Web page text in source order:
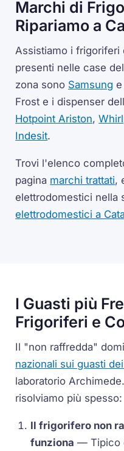
Marchi di
Ripariamo a
Assistiamo i frigoriferi
presenti nelle case
zona sono Samsung e
Frost e i dispenser
Hotpoint Ariston,
Indesit.
Trovi l'elenco
pagina marchi trattati,
elettrodomestici nella
elettrodomestici a
I Guasti più
Frigoriferi e
Il "non raffredda"
nazionali sui guasti
laboratorio
risolviamo più spesso:
Il frigorifero non
funziona — Tipico